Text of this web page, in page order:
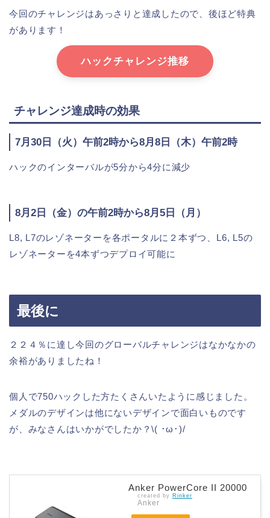
今回のチャレンジはあっさりと達成したので、後ほど特典
があります！
ハックチャレンジ推移
チャレンジ達成時の効果
7月30日（火）午前2時から8月8日（木）午前2時
ハックのインターバルが5分から4分に減少
8月2日（金）の午前2時から8月5日（月）
L8, L7のレゾネーターを各ポータルに２本ずつ、L6, L5の
レゾネーターを4本ずつデプロイ可能に
最後に
２２４％に達し今回のグローバルチャレンジはなかなかの
余裕がありましたね！
個人で750ハックした方たくさんいたように感じました。
メダルのデザインは他にないデザインで面白いものです
が、みなさんはいかがでしたか？\( ･ω･)/
Anker PowerCore II 20000
created by Rinker
Anker